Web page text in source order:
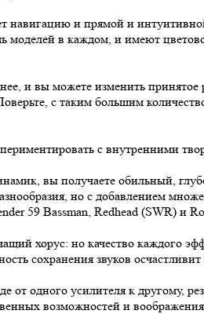
и прямой и
моделей в каждом, и имеют
и вы можете изменить
с таким большим
с внутренними
вы получаете обильный,
но с добавлением
59 Bassman, Redhead (SWR) и
хорус: но качество каждого
сохранения звуков
одного усилителя к другому,
возможностей и